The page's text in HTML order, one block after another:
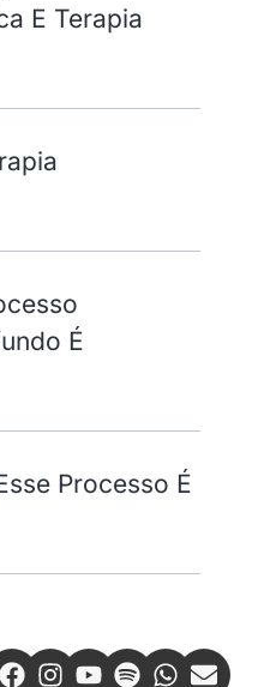
E Terapia
É
Processo É